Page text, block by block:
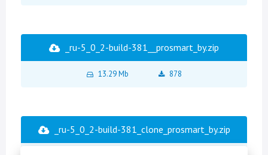
_ru-5_0_2-build-381__prosmart_by.zip
13.29 Mb 878
_ru-5_0_2-build-381_clone_prosmart_by.zip